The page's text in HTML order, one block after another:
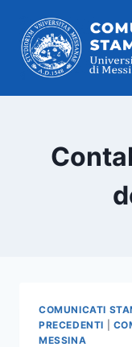
contenuto
COMUNICATI
PRECEDENTI
MESSINA